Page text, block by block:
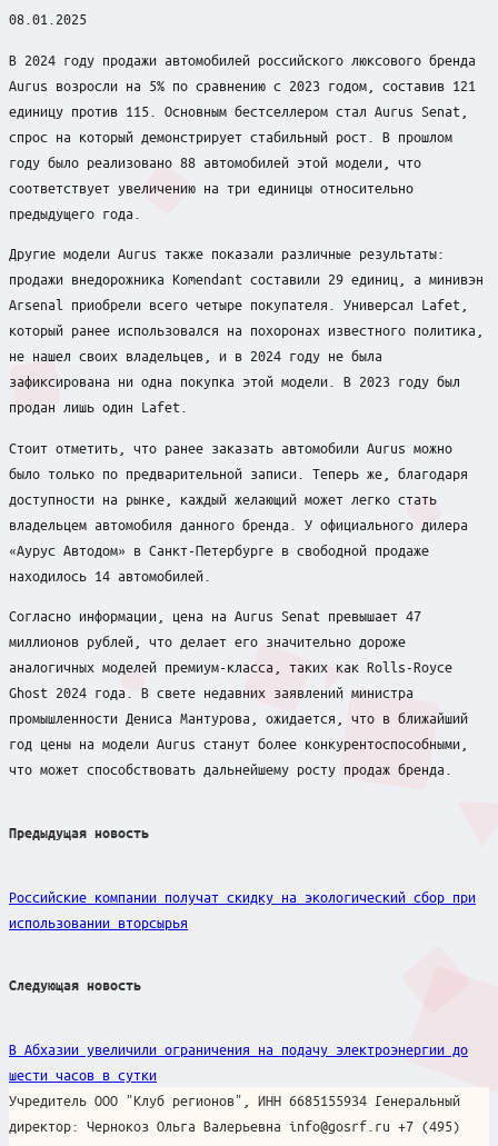
08.01.2025
В 2024 году продажи автомобилей российского люксового бренда
Aurus возросли на 5% по сравнению с 2023 годом, составив 121
единицу против 115. Основным бестселлером стал Aurus Senat,
спрос на который демонстрирует стабильный рост. В прошлом
году было реализовано 88 автомобилей этой модели, что
соответствует увеличению на три единицы относительно
предыдущего года.
Другие модели Aurus также показали различные результаты:
продажи внедорожника Komendant составили 29 единиц, а минивэн
Arsenal приобрели всего четыре покупателя. Универсал Lafet,
который ранее использовался на похоронах известного политика,
не нашел своих владельцев, и в 2024 году не была
зафиксирована ни одна покупка этой модели. В 2023 году был
продан лишь один Lafet.
Стоит отметить, что ранее заказать автомобили Aurus можно
было только по предварительной записи. Теперь же, благодаря
доступности на рынке, каждый желающий может легко стать
владельцем автомобиля данного бренда. У официального дилера
«Аурус Автодом» в Санкт-Петербурге в свободной продаже
находилось 14 автомобилей.
Согласно информации, цена на Aurus Senat превышает 47
миллионов рублей, что делает его значительно дороже
аналогичных моделей премиум-класса, таких как Rolls-Royce
Ghost 2024 года. В свете недавних заявлений министра
промышленности Дениса Мантурова, ожидается, что в ближайший
год цены на модели Aurus станут более конкурентоспособными,
что может способствовать дальнейшему росту продаж бренда.
Post
Предыдущая новость
Российские компании получат скидку на экологический сбор при
использовании вторсырья
Следующая новость
В Абхазии увеличили ограничения на подачу электроэнергии до
шести часов в сутки
Учредитель ООО "Клуб регионов", ИНН 6685155934 Генеральный
директор: Чернокоз Ольга Валерьевна info@gosrf.ru +7 (495)